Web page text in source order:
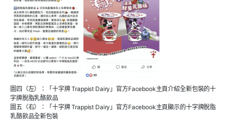
圖四（左）：「十字牌 Trappist Dairy」官方Facebook主頁介紹全新包裝的十
字牌脫脂乳酪飲品
圖五（右）：「十字牌 Trappist Dairy」官方Facebook主頁顯示的十字牌脫脂
乳酪飲品全新包裝